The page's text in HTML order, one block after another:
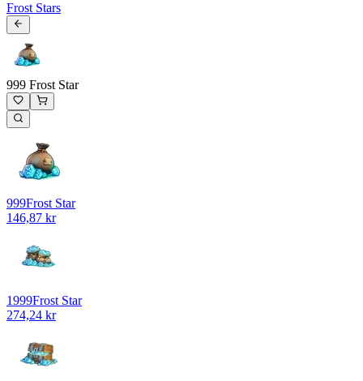
Frost Stars
999 Frost Star
999Frost Star
146,87 kr
1999Frost Star
274,24 kr